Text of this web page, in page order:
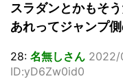
スラダンとかもそ
あれってジャンプ
28: 名無しさん 2022/
ID:yD6Zw0id0